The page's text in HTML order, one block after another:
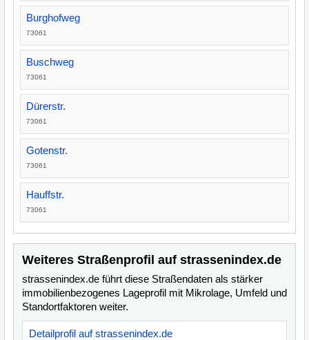
Burghofweg
73061
Buschweg
73061
Dürerstr.
73061
Gotenstr.
73061
Hauffstr.
73061
Weiteres Straßenprofil auf strassenindex.de
strassenindex.de führt diese Straßendaten als stärker
immobilienbezogenes Lageprofil mit Mikrolage, Umfeld und
Standortfaktoren weiter.
Detailprofil auf strassenindex.de